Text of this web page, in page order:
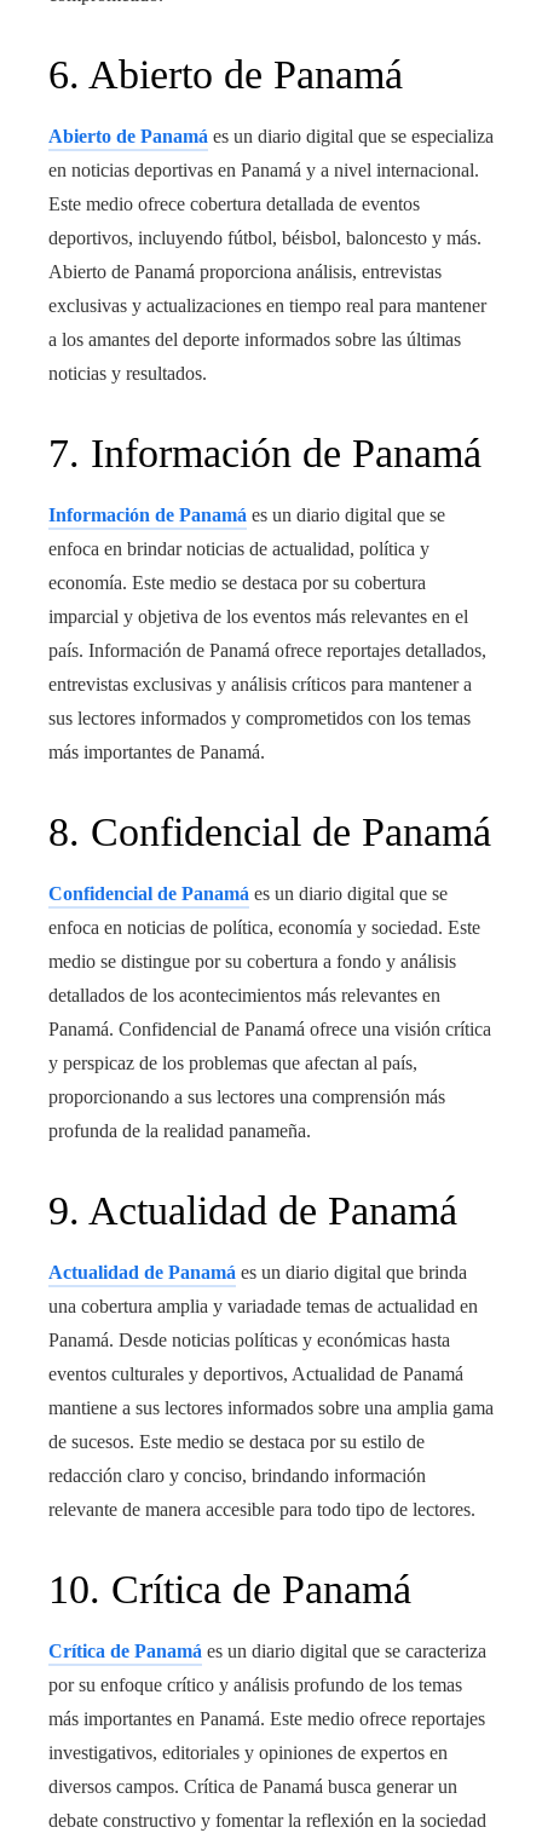
6. Abierto de Panamá
Abierto de Panamá es un diario digital que se especializa
en noticias deportivas en Panamá y a nivel internacional.
Este medio ofrece cobertura detallada de eventos
deportivos, incluyendo fútbol, béisbol, baloncesto y más.
Abierto de Panamá proporciona análisis, entrevistas
exclusivas y actualizaciones en tiempo real para mantener
a los amantes del deporte informados sobre las últimas
noticias y resultados.
7. Información de Panamá
Información de Panamá es un diario digital que se
enfoca en brindar noticias de actualidad, política y
economía. Este medio se destaca por su cobertura
imparcial y objetiva de los eventos más relevantes en el
país. Información de Panamá ofrece reportajes detallados,
entrevistas exclusivas y análisis críticos para mantener a
sus lectores informados y comprometidos con los temas
más importantes de Panamá.
8. Confidencial de Panamá
Confidencial de Panamá es un diario digital que se
enfoca en noticias de política, economía y sociedad. Este
medio se distingue por su cobertura a fondo y análisis
detallados de los acontecimientos más relevantes en
Panamá. Confidencial de Panamá ofrece una visión crítica
y perspicaz de los problemas que afectan al país,
proporcionando a sus lectores una comprensión más
profunda de la realidad panameña.
9. Actualidad de Panamá
Actualidad de Panamá es un diario digital que brinda
una cobertura amplia y variadade temas de actualidad en
Panamá. Desde noticias políticas y económicas hasta
eventos culturales y deportivos, Actualidad de Panamá
mantiene a sus lectores informados sobre una amplia gama
de sucesos. Este medio se destaca por su estilo de
redacción claro y conciso, brindando información
relevante de manera accesible para todo tipo de lectores.
10. Crítica de Panamá
Crítica de Panamá es un diario digital que se caracteriza
por su enfoque crítico y análisis profundo de los temas
más importantes en Panamá. Este medio ofrece reportajes
investigativos, editoriales y opiniones de expertos en
diversos campos. Crítica de Panamá busca generar un
debate constructivo y fomentar la reflexión en la sociedad